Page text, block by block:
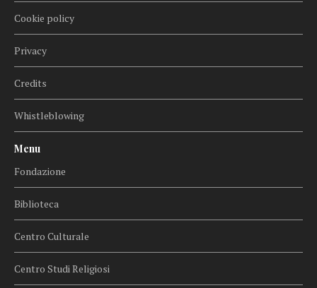
Cookie policy
Privacy
Credits
Whistleblowing
Menu
Fondazione
Biblioteca
Centro Culturale
Centro Studi Religiosi